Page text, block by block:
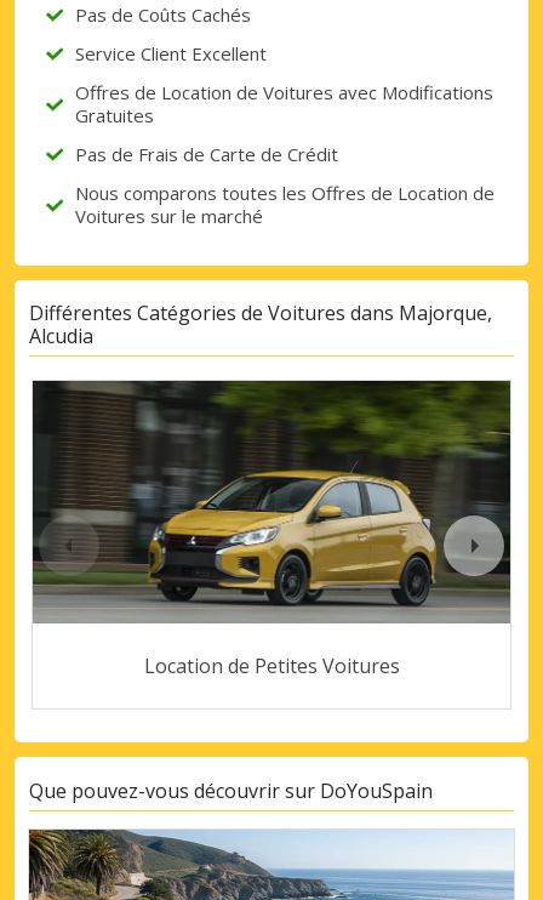
Pas de Coûts Cachés
Service Client Excellent
Offres de Location de Voitures avec Modifications
Gratuites
Pas de Frais de Carte de Crédit
Nous comparons toutes les Offres de Location de
Voitures sur le marché
Différentes Catégories de Voitures dans Majorque,
Alcudia
Location de Petites Voitures
Que pouvez-vous découvrir sur DoYouSpain